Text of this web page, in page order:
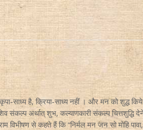
है, क्रिया-साध्य नहीं । और मन को शुद्ध किये
अर्थात् शुभ, कल्याणकारी संकल्प चित्तशुद्धि देने
विभीषण से कहते हैं कि “निर्मल मन जन सो मोहि